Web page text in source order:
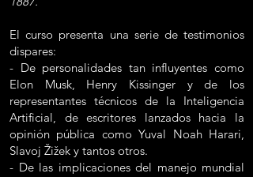
El curso presenta una serie de testimonios
dispares:
- De personalidades tan influyentes como
Elon Musk, Henry Kissinger y de los
representantes técnicos de la Inteligencia
Artificial, de escritores lanzados hacia la
opinión pública como Yuval Noah Harari,
Slavoj Žižek y tantos otros.
- De las implicaciones del manejo mundial